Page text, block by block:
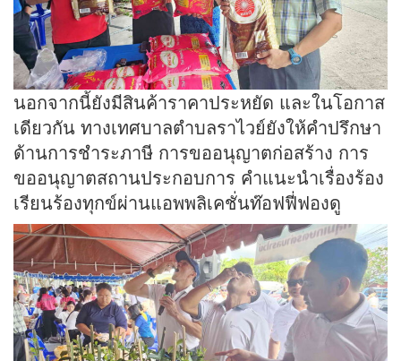
นอกจากนี้ยังมีสินค้าราคาประหยัด และในโอกาส
เดียวกัน ทางเทศบาลตำบลราไวย์ยังให้คำปรึกษา
ด้านการชำระภาษี การขออนุญาตก่อสร้าง การ
ขออนุญาตสถานประกอบการ คำแนะนำเรื่องร้อง
เรียนร้องทุกข์ผ่านแอพพลิเคชั่นท๊อฟฟี่ฟองดู